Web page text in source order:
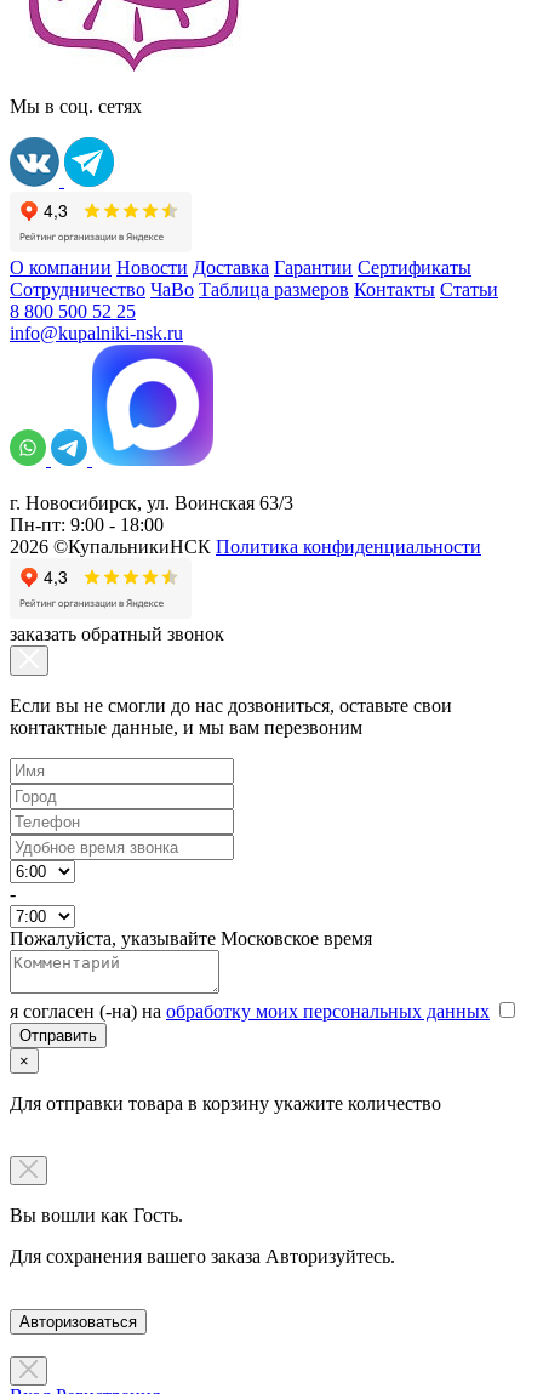
Мы в соц. сетях
О компании Новости Доставка Гарантии Сертификаты
Сотрудничество ЧаВо Таблица размеров Контакты Статьи
8 800 500 52 25
info@kupalniki-nsk.ru
г. Новосибирск, ул. Воинская 63/3
Пн-пт: 9:00 - 18:00
2026 ©КупальникиНСК Политика конфиденциальности
заказать обратный звонок
Если вы не смогли до нас дозвониться, оставьте свои
контактные данные, и мы вам перезвоним
-
Пожалуйста, указывайте Московское время
я согласен (-на) на обработку моих персональных данных
×
Для отправки товара в корзину укажите количество
Вы вошли как Гость.
Для сохранения вашего заказа Авторизуйтесь.
Авторизоваться